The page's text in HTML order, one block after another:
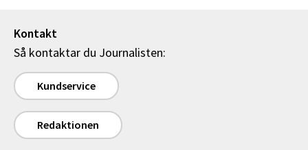
Kontakt
Så kontaktar du Journalisten:
Kundservice
Redaktionen